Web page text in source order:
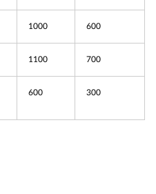
1000 600
1100 700
600 300